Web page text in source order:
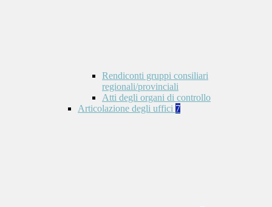
Rendiconti gruppi consiliari
regionali/provinciali
Atti degli organi di controllo
Articolazione degli uffici 7